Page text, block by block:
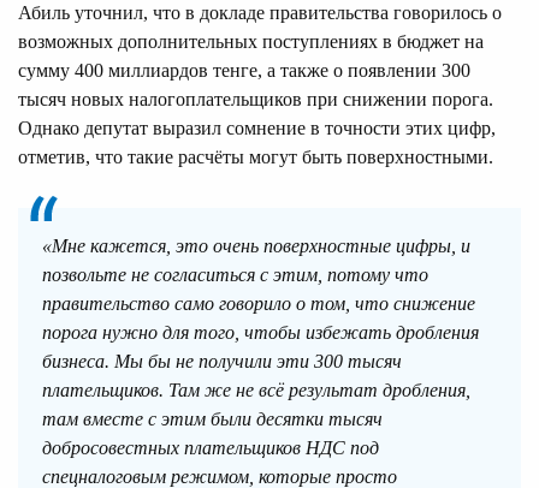
Абиль уточнил, что в докладе правительства говорилось о
возможных дополнительных поступлениях в бюджет на
сумму 400 миллиардов тенге, а также о появлении 300
тысяч новых налогоплательщиков при снижении порога.
Однако депутат выразил сомнение в точности этих цифр,
отметив, что такие расчёты могут быть поверхностными.
«Мне кажется, это очень поверхностные цифры, и
позвольте не согласиться с этим, потому что
правительство само говорило о том, что снижение
порога нужно для того, чтобы избежать дробления
бизнеса. Мы бы не получили эти 300 тысяч
плательщиков. Там же не всё результат дробления,
там вместе с этим были десятки тысяч
добросовестных плательщиков НДС под
спецналоговым режимом, которые просто